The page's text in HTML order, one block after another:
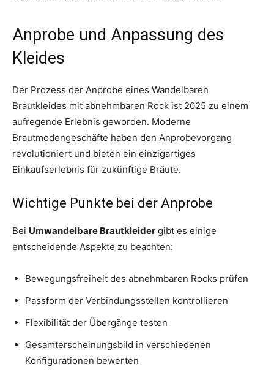
Anprobe und Anpassung des
Kleides
Der Prozess der Anprobe eines Wandelbaren
Brautkleides mit abnehmbaren Rock ist 2025 zu einem
aufregende Erlebnis geworden. Moderne
Brautmodengeschäfte haben den Anprobevorgang
revolutioniert und bieten ein einzigartiges
Einkaufserlebnis für zukünftige Bräute.
Wichtige Punkte bei der Anprobe
Bei Umwandelbare Brautkleider gibt es einige
entscheidende Aspekte zu beachten:
Bewegungsfreiheit des abnehmbaren Rocks prüfen
Passform der Verbindungsstellen kontrollieren
Flexibilität der Übergänge testen
Gesamterscheinungsbild in verschiedenen
Konfigurationen bewerten